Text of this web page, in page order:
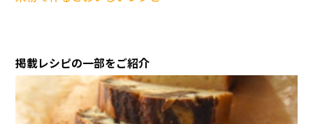
掲載レシピの一部をご紹介